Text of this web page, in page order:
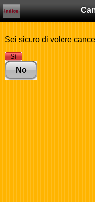
Indice
Sei sicuro di volere